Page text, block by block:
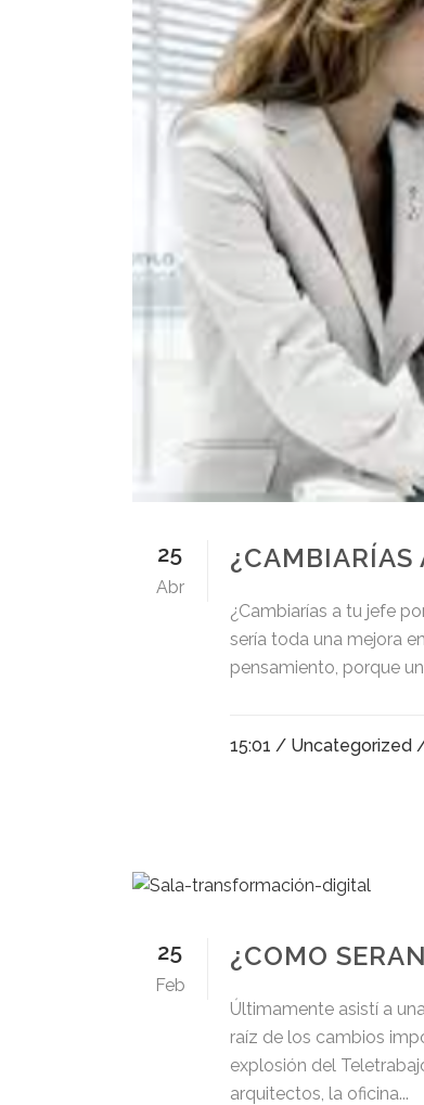
25
Abr
¿CAMBIARÍAS
¿Cambiarías a tu jefe
sería toda una mejora
pensamiento, porque
15:01 / Uncategorized
25
Feb
¿COMO
Últimamente asistí a
raíz de los cambios
explosión del
arquitectos, la oficina...